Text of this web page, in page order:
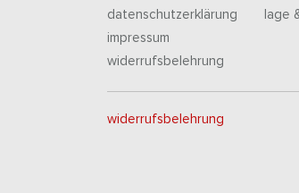
datenschutzerklärung
impressum
widerrufsbelehrung
lage
widerrufsbelehrung